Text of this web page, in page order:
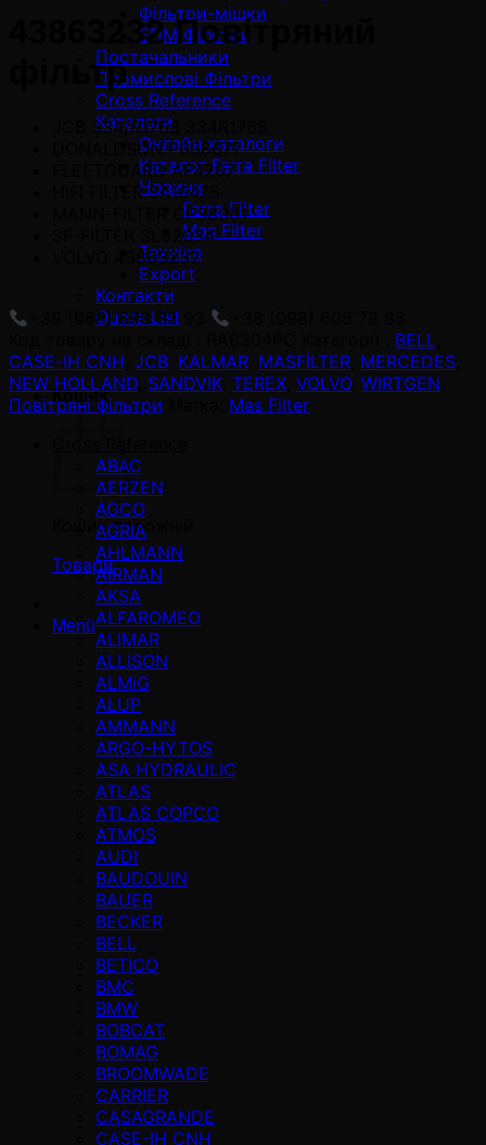
Фільтри-мішки
EDM Фільтри
Постачальники
Промислові Фільтри
Cross Reference
Каталоги
Онлайн каталоги
Каталог Ferra Filter
Новини
Ferra Filter
Mas Filter
Техніка
Export
Контакти
Quote List
Кошик
Кошик порожній
Товари
Menü
43863232 Повітряний
фільтр
JCB 334/R1768 334R1768
DONALDSON P608677
FLEETGUARD AF4207
HIFI FILTER SA16475
MANN-FILTER CP38001
SF-FILTER SL82034
VOLVO 43863232
+38 (068) 698 32 93
BELL
CASE-IH CNH JCB KALMAR MASFİLTER MERCEDES
NEW HOLLAND SANDVIK TEREX VOLVO, WIRTGEN
Повітряні фільтри
Mas Filter
ABAC
AERZEN
AGCO
AGRIA
AHLMANN
AIRMAN
AKSA
ALFAROMEO
ALIMAR
ALLISON
ALMiG
ALUP
AMMANN
ARGO-HYTOS
ASA HYDRAULIC
ATLAS
ATLAS COPCO
ATMOS
AUDI
BAUDOUIN
BAUER
BECKER
BELL
BETICO
BMC
BMW
BOBCAT
BOMAG
BROOMWADE
CARRIER
CASAGRANDE
CASE-IH CNH